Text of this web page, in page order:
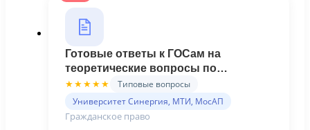
Готовые ответы к ГОСам на
теоретические вопросы по
Гражданскому праву (Синергия)
★★★★★
Типовые вопросы
Университет Синергия, МТИ, МосАП
Гражданское право